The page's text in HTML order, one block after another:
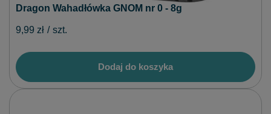
Dragon Wahadłówka GNOM nr 0 - 8g
9,99 zł / szt.
Dodaj do koszyka